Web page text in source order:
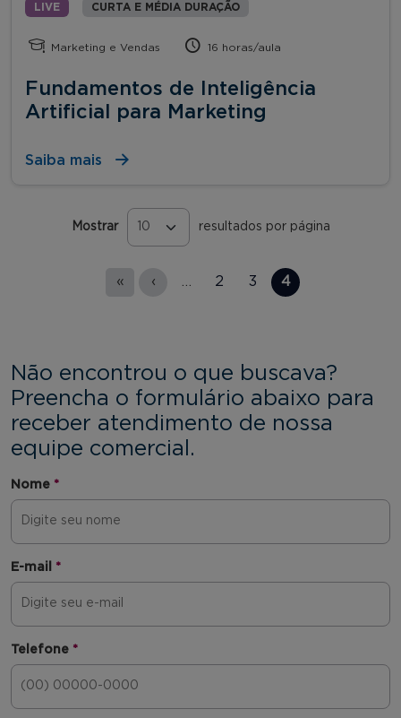
LIVE CURTA E MÉDIA DURAÇÃO
Marketing e Vendas 16 horas/aula
Fundamentos de Inteligência
Artificial para Marketing
Saiba mais
Mostrar resultados por página
« ‹ 2 3 4
Não encontrou o que buscava?
Preencha o formulário abaixo para
receber atendimento de nossa
equipe comercial.
Nome *
E-mail *
Telefone *